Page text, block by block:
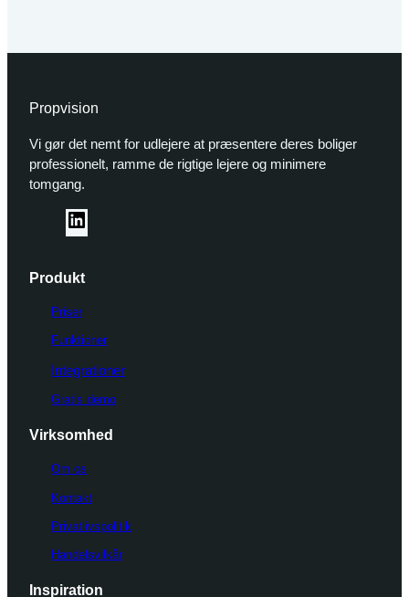
Propvision
Vi gør det nemt for udlejere at præsentere deres boliger
professionelt, ramme de rigtige lejere og minimere
tomgang.
i
I
n
Produkt
Priser
Funktioner
Integrationer
Gratis demo
Virksomhed
Om os
Kontakt
Privatlivspolitik
Handelsvilkår
Inspiration